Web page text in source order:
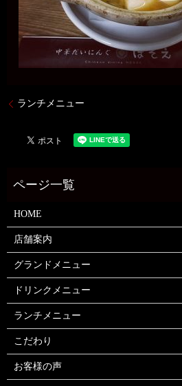
ランチメニュー
HOME
店舗案内
グランドメニュー
ドリンクメニュー
ランチメニュー
こだわり
お客様の声